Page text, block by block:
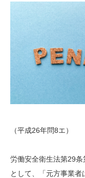
（平成26年問8エ）
労働安全衛生法第29
として、「元方事業